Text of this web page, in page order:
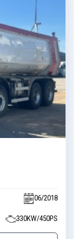
06/2018
330KW/450PS